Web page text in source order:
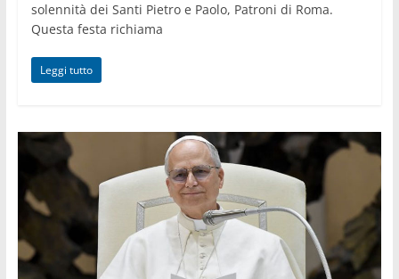
solennità dei Santi Pietro e Paolo, Patroni di Roma.
Questa festa richiama
Leggi tutto